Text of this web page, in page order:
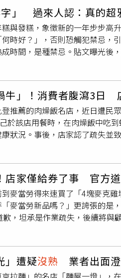
青盲（失明）喔！」直率反應
後卻陷入熱油恐懼，不斷驚聲
晉說：「我即便今天都已經穿
張，「因為像我這樣數學不好
闆娘選出今天表現可以錄取的
」 過來人認：真的超
與發糕，象徵新的一年步步高
時好？」，否則恐觸犯禁忌，
時間，是種禁忌。貼文曝光後
近」、「阿嬤都偷偷做，不讓
的時候不能亂講話」、「我家
亂講話」。還有過來人分享親
一個巴掌就過來了，根本沒有
能做好就講了一句『會不會沒熟
人過農曆新年時多會準備年糕
由親友贈送，以示避諱。民間
放鹽巴與艾草，寓意去邪避煞
資料指出，發糕頂端裂開如花
年收穫越豐。
牛」！消費者腹瀉3日
推薦的肉燥飯名店，近日遭民
於該店用餐時，在肉燥飯中吃
狀況。事後，店家認了疏失並
聽聞其他顧客在該店餐點中發
看評論，除了你肉燥飯裡有蝸
膠片」、「蝸牛就某方面來講
施灑農藥的蔬菜，因此偶有蝸
飯中。業者坦承疏失，已向消
理。對此，高雄市衛生局表示
者向稽查人員說明，已接獲消
清洗蔬菜。衛生局指出，若餐
期未改善，將依《食品安全衛
店家僅給券了事 官方
麥當勞得來速買了「4塊麥克
麥當勞新品嗎？」更誇張的是
，坦承是作業疏失，後續將與
「4塊麥克雞塊」餐的照片，
一次吃到生雞塊」、「吞了1塊
，後來他向店家反映，對方僅
紛紛在底下留言，「去美國吃
」遭疑沒熟 業者出面